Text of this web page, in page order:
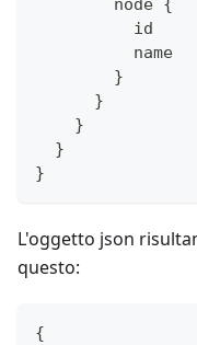
        node {
          id
          name
        }
      }
    }
  }
}
L'oggetto json
questo:
{